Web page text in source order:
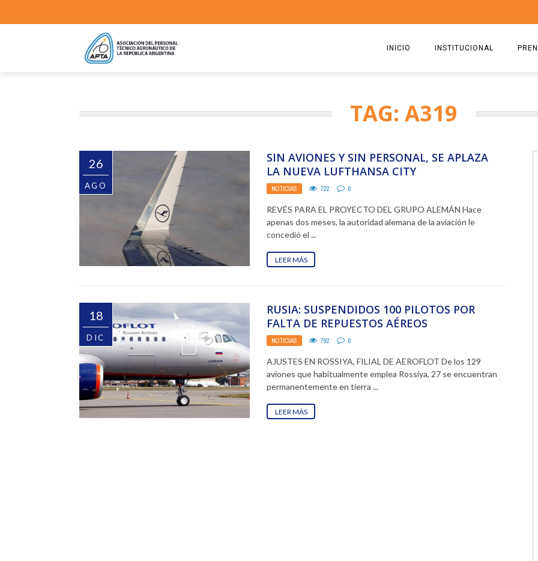
INICIO INSTITUCIONAL
ESTATUTO 2025
TAG: A319
26
AGO
SIN AVIONES Y SIN PERSONAL, SE APLAZA
LA NUEVA LUFTHANSA CITY
NOTICIAS 722 0
REVÉS PARA EL PROYECTO DEL GRUPO ALEMÁN Hace
apenas dos meses, la autoridad alemana de la aviación le
concedió el ...
LEER MÁS
18
DIC
RUSIA: SUSPENDIDOS 100 PILOTOS POR
FALTA DE REPUESTOS AÉREOS
NOTICIAS 792 0
AJUSTES EN ROSSIYA, FILIAL DE AEROFLOT De los 129
aviones que habitualmente emplea Rossiya, 27 se encuentran
permanentemente en tierra ...
LEER MÁS